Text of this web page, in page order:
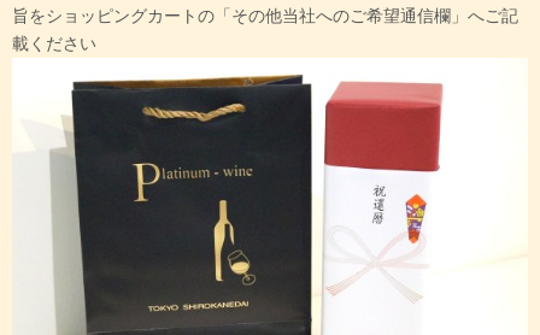
旨をショッピングカートの「その他当社へのご希望通信欄」へご記
載ください